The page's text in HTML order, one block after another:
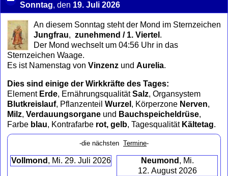
Sonntag, den 19. Juli 2026
to
collapse
contents
An diesem Sonntag steht der Mond im Sternzeichen
Jungfrau, zunehmend / 1. Viertel .
Der Mond wechselt um 04:56 Uhr in das
Sternzeichen Waage.
Es ist Namenstag von Vinzenz und Aurelia.
Dies sind einige der Wirkkräfte des Tages:
Element Erde, ErnährungsqualitätSalz, Organsystem
Blutkreislauf, Pflanzenteil Wurzel , Körperzone Nerven,
Milz, Verdauungsorgane und Bauchspeicheldrüse,
Farbe blau, Kontrafarbe rot, gelb, Tagesqualität Kältetag.
-die nächsten Termine-
Vollmond , Mi. 29. Juli 2026 Neumond , Mi.
12. August 2026